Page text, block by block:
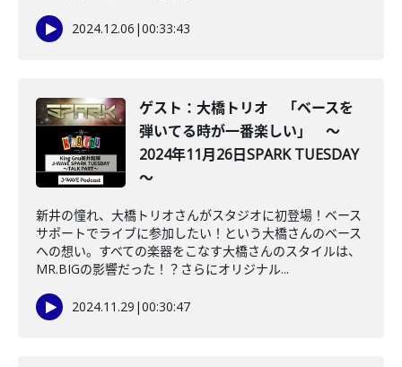
2024.12.06 |00:33:43
ゲスト：大橋トリオ 「ベースを
弾いてる時が一番楽しい」 ～
2024年11月26日SPARK TUESDAY
～
新井の憧れ、大橋トリオさんがスタジオに初登場！ベース
サポートでライブに参加したい！という大橋さんのベース
への想い。すべての楽器をこなす大橋さんのスタイルは、
MR.BIGの影響だった！？さらにオリジナル...
2024.11.29 |00:30:47